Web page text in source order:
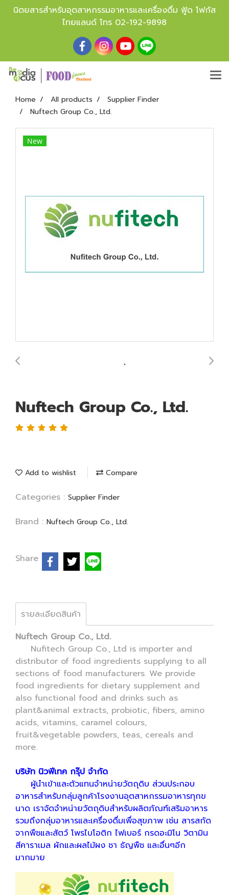
นิตยสารสำหรับอุตสาหกรรมอาหารและเครื่องดื่ม ฟู้ด โฟกัส
ไทยแลนด์ โทร 02-192-9898
Home All products
Supplier Finder
Nuftech Group Co., Ltd.
New
Nuftech Group Co., Ltd.
Add to wishlist Compare
Categories : Supplier Finder
Brand : Nuftech Group Co., Ltd.
Share
รายละเอียดสินค้า
Nuftech Group Co., Ltd.
Nufitech Group Co., Ltd is importer and
distributor of food ingredients supplying to all
sections of food manufacturers. We provide
food ingredients for dietary supplement and
also functional food and drinks such as
plant&animal extracts, probiotic, fibers, amino
acids, vitamins, caramel colours,
fruit&vegetable powders, teas, cereals and
more.
บริษัท นิวฟีเทค กรุ๊ป จำกัด
ผู้นำเข้าและตัวแทนจำหน่ายวัตถุดิบ ส่วนประกอบ
อาหารสำหรับกลุ่มลูกค้าโรงงานอุตสาหกรรมอาหารทุกข
นาด เราจัดจำหน่ายวัตถุดิบสำหรับผลิตภัณฑ์เสริมอาหาร
รวมถึงกลุ่มอาหารและเครื่องดื่มเพื่อสุขภาพ เช่น สารสกัด
จากพืชและสัตว์ โพรไบโอติก ไฟเบอร์ กรดอะมิโน วิตามิน
สีคาราเมล ผักและผลไม้ผง ชา ธัญพืช และอื่นๆอีก
มากมาย